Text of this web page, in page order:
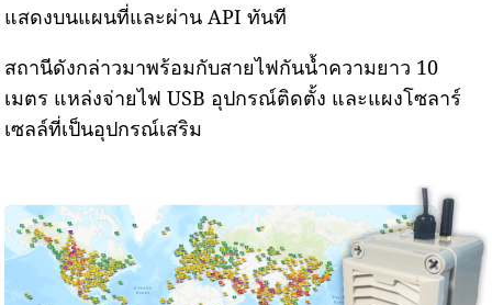
แสดงบนแผนที่และผ่าน API ทันที
สถานีดังกล่าวมาพร้อมกับสายไฟกันน้ำความยาว 10
เมตร แหล่งจ่ายไฟ USB อุปกรณ์ติดตั้ง และแผงโซลาร์
เซลล์ที่เป็นอุปกรณ์เสริม